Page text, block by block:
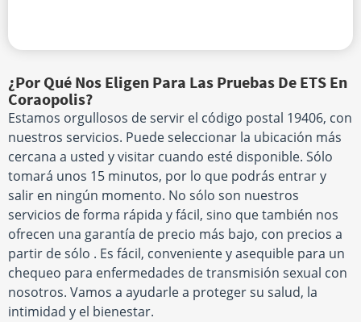
¿Por Qué Nos Eligen Para Las Pruebas De ETS En
Coraopolis?
Estamos orgullosos de servir el código postal 19406, con
nuestros servicios. Puede seleccionar la ubicación más
cercana a usted y visitar cuando esté disponible. Sólo
tomará unos 15 minutos, por lo que podrás entrar y
salir en ningún momento. No sólo son nuestros
servicios de forma rápida y fácil, sino que también nos
ofrecen una garantía de precio más bajo, con precios a
partir de sólo . Es fácil, conveniente y asequible para un
chequeo para enfermedades de transmisión sexual con
nosotros. Vamos a ayudarle a proteger su salud, la
intimidad y el bienestar.